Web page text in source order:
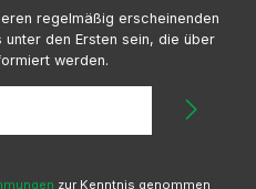
regelmäßig erscheinenden
den Ersten sein, die über
werden.
zur Kenntnis genommen